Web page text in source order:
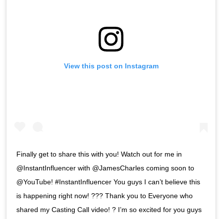
View this post on Instagram
Finally get to share this with you! Watch out for me in
@InstantInfluencer with @JamesCharles coming soon to
@YouTube! #InstantInfluencer You guys I can’t believe this
is happening right now! ??? Thank you to Everyone who
shared my Casting Call video! ? I’m so excited for you guys